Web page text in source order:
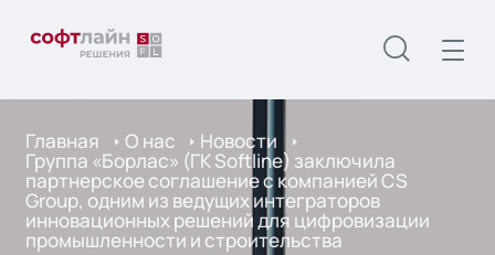
Главная О нас Новости
Группа «Борлас» (ГК Softline) заключила
партнерское соглашение с компанией CS
Group, одним из ведущих интеграторов
инновационных решений для цифровизации
промышленности и строительства